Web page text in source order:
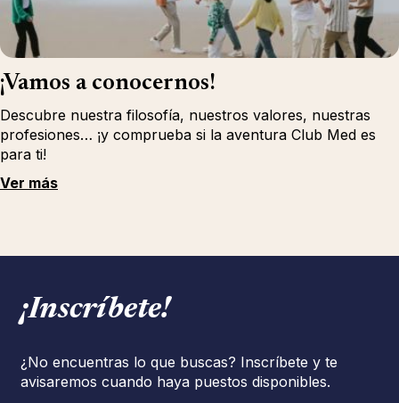
¡Vamos a conocernos!
Descubre nuestra filosofía, nuestros valores, nuestras
profesiones… ¡y comprueba si la aventura Club Med es
para ti!
Ver más
¡Inscríbete!
¿No encuentras lo que buscas? Inscríbete y te
avisaremos cuando haya puestos disponibles.